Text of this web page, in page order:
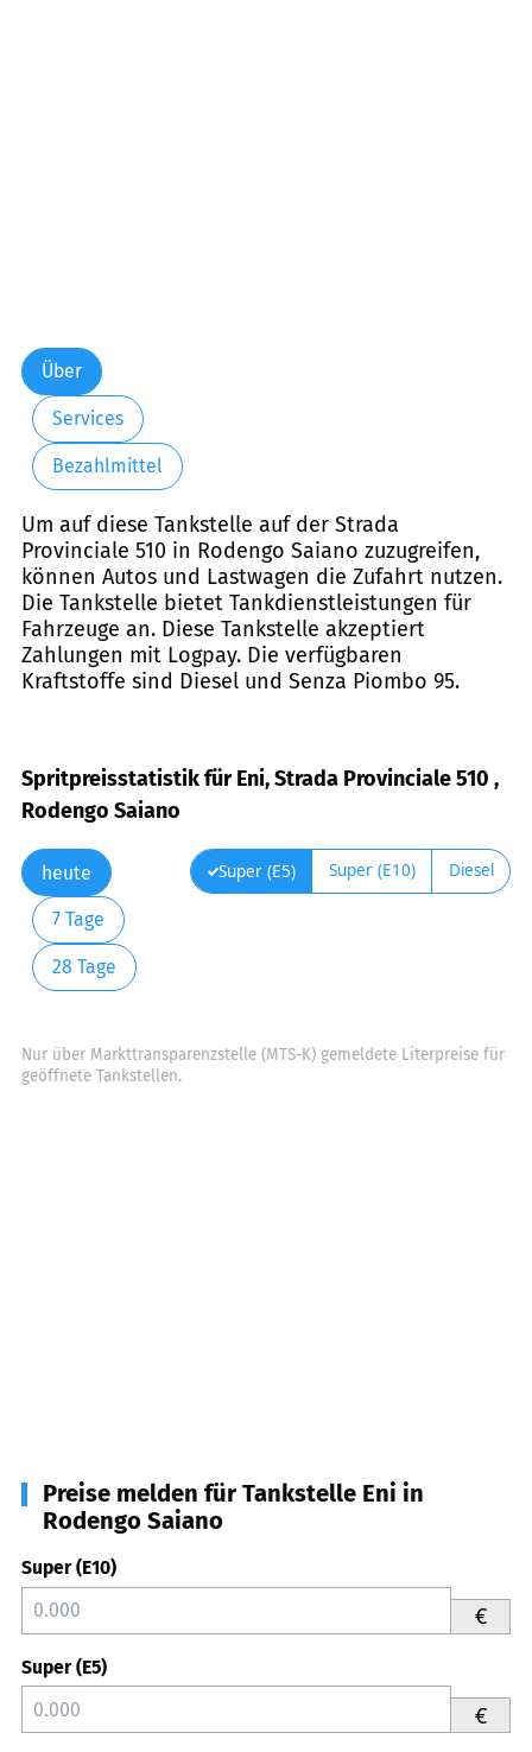
Über
Services
Bezahlmittel
Um auf diese Tankstelle auf der Strada
Provinciale 510 in Rodengo Saiano zuzugreifen,
können Autos und Lastwagen die Zufahrt nutzen.
Die Tankstelle bietet Tankdienstleistungen für
Fahrzeuge an. Diese Tankstelle akzeptiert
Zahlungen mit Logpay. Die verfügbaren
Kraftstoffe sind Diesel und Senza Piombo 95.
Spritpreisstatistik für Eni, Strada Provinciale 510 ,
Rodengo Saiano
heute
7 Tage
28 Tage
Super (E5) Super (E10) Diesel
Nur über Markttransparenzstelle (MTS-K) gemeldete Literpreise für
geöffnete Tankstellen.
Preise melden für Tankstelle Eni in
Rodengo Saiano
Super (E10)
€
Super (E5)
€